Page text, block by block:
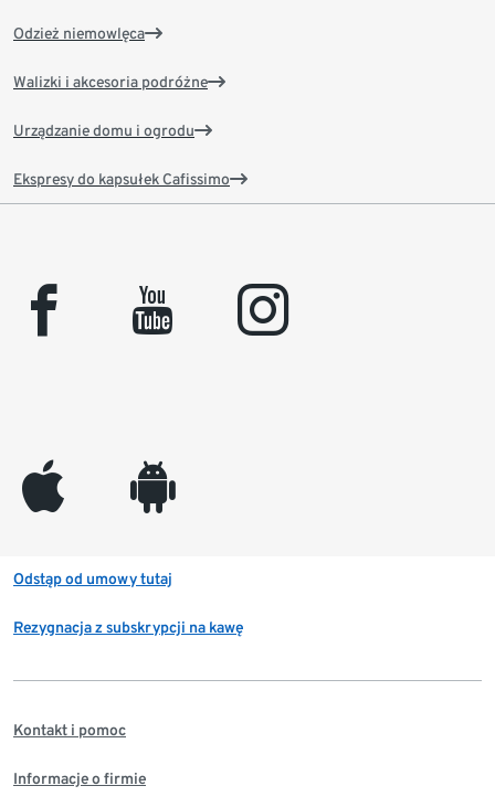
Odzież niemowlęca
Walizki i akcesoria podróżne
Urządzanie domu i ogrodu
Ekspresy do kapsułek Cafissimo
facebook youtube instagram
appleinc android
Odstąp od umowy tutaj
Rezygnacja z subskrypcji na kawę
Kontakt i pomoc
Informacje o firmie